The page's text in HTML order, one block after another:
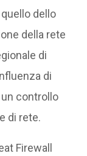
dello
della rete
di
di
controllo
di rete.
Firewall